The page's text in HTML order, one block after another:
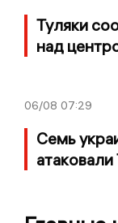
Туляки
над
06/08 07:29
Семь